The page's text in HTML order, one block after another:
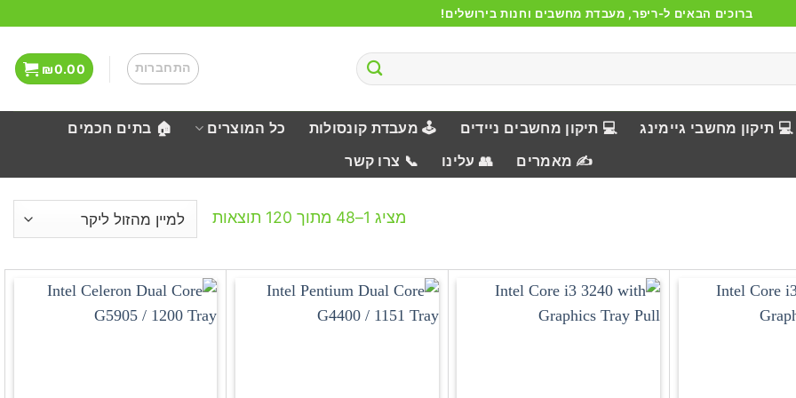
ברוכים הבאים ל-ריפר, מעבדת מחשבים וחנות בירושלים!
התחברות ₪0.00
💻 תיקון מחשבי גיימינג 💻 תיקון מחשבים ניידים 🕹️ מעבדת קונסולות כל המוצרים
🏠 בתים חכמים
✍️ מאמרים
👥 עלינו 📞 צרו קשר
מציג 1–48 מתוך 120 תוצאות
ממוין
לפי
מחיר:
מהזול
ליקר